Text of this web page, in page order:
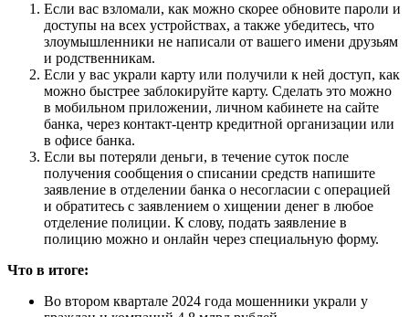
Если вас взломали, как можно скорее обновите пароли и
доступы на всех устройствах, а также убедитесь, что
злоумышленники не написали от вашего имени друзьям
и родственникам.
Если у вас украли карту или получили к ней доступ, как
можно быстрее заблокируйте карту. Сделать это можно
в мобильном приложении, личном кабинете на сайте
банка, через контакт-центр кредитной организации или
в офисе банка.
Если вы потеряли деньги, в течение суток после
получения сообщения о списании средств напишите
заявление в отделении банка о несогласии с операцией
и обратитесь с заявлением о хищении денег в любое
отделение полиции. К слову, подать заявление в
полицию можно и онлайн через специальную форму.
Что в итоге:
Во втором квартале 2024 года мошенники украли у